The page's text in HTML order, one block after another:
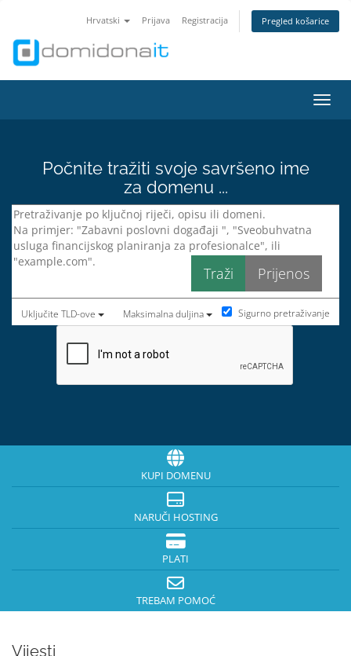
Hrvatski Prijava Registracija Pregled košarice
Počnite tražiti svoje savršeno ime
za domenu ...
Uključite TLD-ove Maksimalna duljina Sigurno pretraživanje
KUPI DOMENU
NARUČI HOSTING
PLATI
TREBAM POMOĆ
Vijesti